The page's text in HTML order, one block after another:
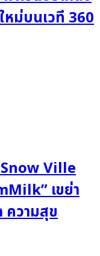
ม่บนเวที 360
Ville
เขย่า
ความสุข